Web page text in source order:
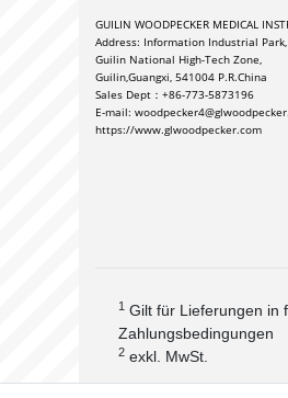
GUILIN WOODPECKER MEDICAL
Address: Information Industrial Park,
Guilin National High-Tech Zone,
Guilin,Guangxi, 541004 P.R.China
Sales Dept：+86-773-5873196
E-mail:
https://www.glwoodpecker.com
1 Gilt für Lieferungen in
Zahlungsbedingungen
2 exkl. MwSt.